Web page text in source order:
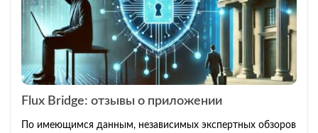
Flux Bridge: отзывы о приложении
По имеющимся данным, независимых экспертных обзоров